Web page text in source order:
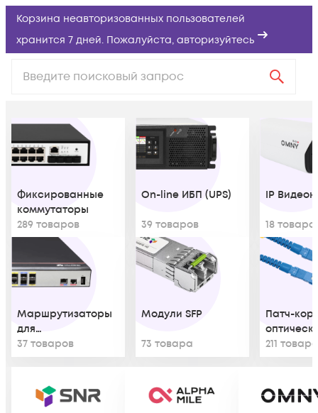
Корзина неавторизованных пользователей
хранится 7 дней. Пожалуйста, авторизуйтесь
Фиксированные
коммутаторы
289 товаров
On-line ИБП (UPS)
39 товаров
IP
18
Маршрутизаторы
для
корпоративных
клиентов
37 товаров
Модули SFP
73 товара
Патч-
211